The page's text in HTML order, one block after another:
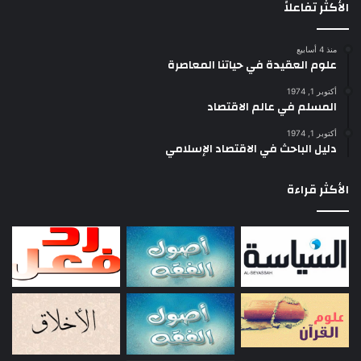
ثم يأتي في نهاية هذا البحث، بعون الله، شرح مجالات تأثيرها العلمي
والعملي، في كل العلوم، وسائر أنواع الحقائق.
الآية القرآنية في الموضع الواحد
وقوله : «
الآية القرآنية في المواضع المتعددة
مثل قوله تعالى : «فبأي آلاء ربكما تكذبان» سورة الرحمن
الجملة القرآنية في المواضع المتعددة
الأكثر تفاعلاً
منذ 4 أسابيع
علوم العقيدة في حياتنا المعاصرة
أكتوبر 1, 1974
المسلم في عالم الاقتصاد
أكتوبر 1, 1974
دليل الباحث في الاقتصاد الإسلامي
الأكثر قراءة